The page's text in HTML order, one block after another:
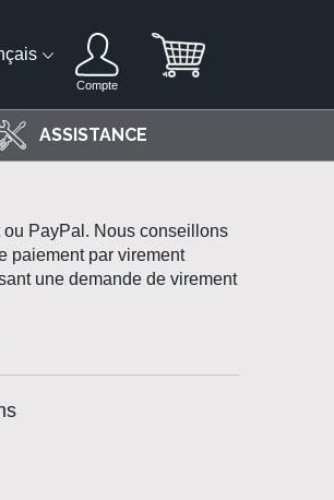
Compte
ASSISTANCE
ou PayPal. Nous conseillons
paiement par virement
une demande de virement